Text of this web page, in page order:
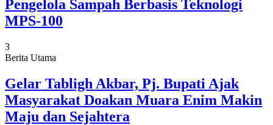
Pengelola Sampah Berbasis Teknologi
MPS-100
3
Berita Utama
Gelar Tabligh Akbar, Pj. Bupati Ajak
Masyarakat Doakan Muara Enim Makin
Maju dan Sejahtera